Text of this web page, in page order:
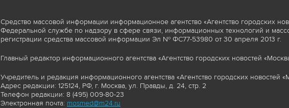
Средство массовой информации информационное агентство «Агентство городских
Федеральной службе по надзору в сфере связи, информационных технологий и
регистрации средства массовой информации Эл № ФС77-53980 от 30 апреля 2013 г.
Главный редактор информационного агентства «Агентство городских новостей
Учредитель и редакция информационного агентства «Агентство городских новостей
Адрес редакции: 125124, РФ, г. Москва, ул. Правды, д. 24, стр. 2
Телефон редакции: 8 (495) 009-80-23
Электронная почта: mosmed@m24.ru